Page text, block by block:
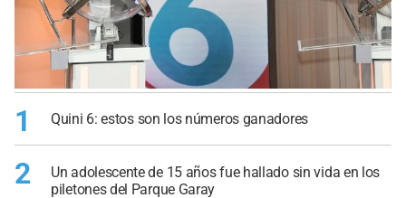
1 Quini 6: estos son los números ganadores
2
Un adolescente de 15 años fue hallado sin vida en los
piletones del Parque Garay